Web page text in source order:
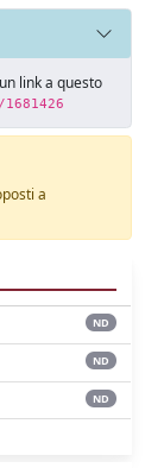
link a questo
a
ND
ND
ND